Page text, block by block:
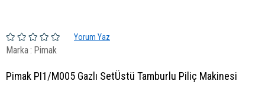
Yorum Yaz
Marka : Pimak
Pimak PI1/M005 Gazlı SetÜstü Tamburlu Piliç Makinesi